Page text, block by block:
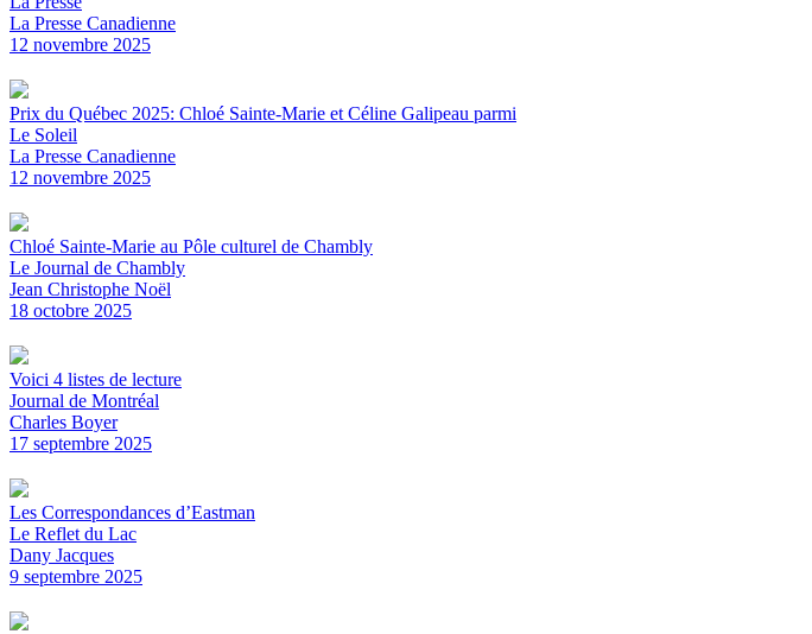
La Presse Canadienne
12 novembre 2025
Prix du Québec 2025: Chloé Sainte-Marie et Céline Galipeau parmi
Le Soleil
La Presse Canadienne
12 novembre 2025
Chloé Sainte-Marie au Pôle culturel de Chambly
Le Journal de Chambly
Jean Christophe Noël
18 octobre 2025
Voici 4 listes de lecture
Journal de Montréal
Charles Boyer
17 septembre 2025
Les Correspondances d’Eastman
Le Reflet du Lac
Dany Jacques
9 septembre 2025